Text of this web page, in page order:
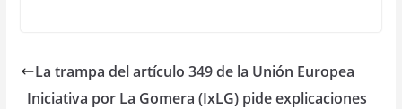
La trampa del artículo 349 de la Unión Europea
Iniciativa por La Gomera (IxLG) pide explicaciones